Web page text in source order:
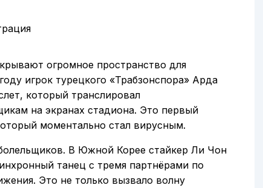
огромное пространство для
игрок турецкого «Трабзонспора» Арда
который транслировал
на экранах стадиона. Это первый
моментально стал вирусным.
В Южной Корее стайкер Ли Чон
танец с тремя партнёрами по
Это не только вызвало волну